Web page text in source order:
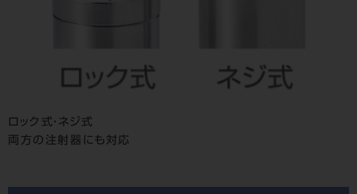
ロック式・ネジ式
両方の注射器にも対応